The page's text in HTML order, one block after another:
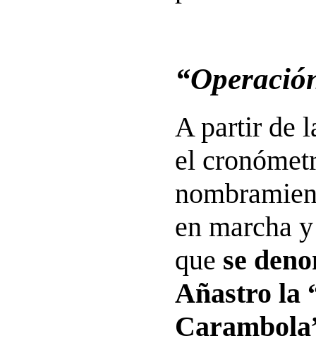
A partir de
el
en marcha
que se
Añastro la